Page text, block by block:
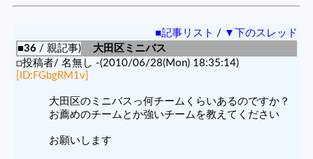
■記事リスト / ▼下のスレッド
■36 / 親記事)
大田区ミニバス
□投稿者/ 名無し -(2010/06/28(Mon) 18:35:14)
[ID:FGbgRM1v]
大田区のミニバスっ何チームくらいあるのですか？
お薦めのチームとか強いチームを教えてください
お願いします